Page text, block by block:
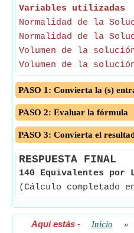
Variables utilizadas
Normalidad de la
Normalidad de la
Volumen de la
Volumen de la
PASO 1: Convierta la (s)
PASO 2: Evaluar la fórmula
PASO 3: Convierta el
RESPUESTA FINAL
140 Equivalentes por
(Cálculo completado
Aquí estás- Inicio »